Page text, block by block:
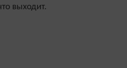
выходит.